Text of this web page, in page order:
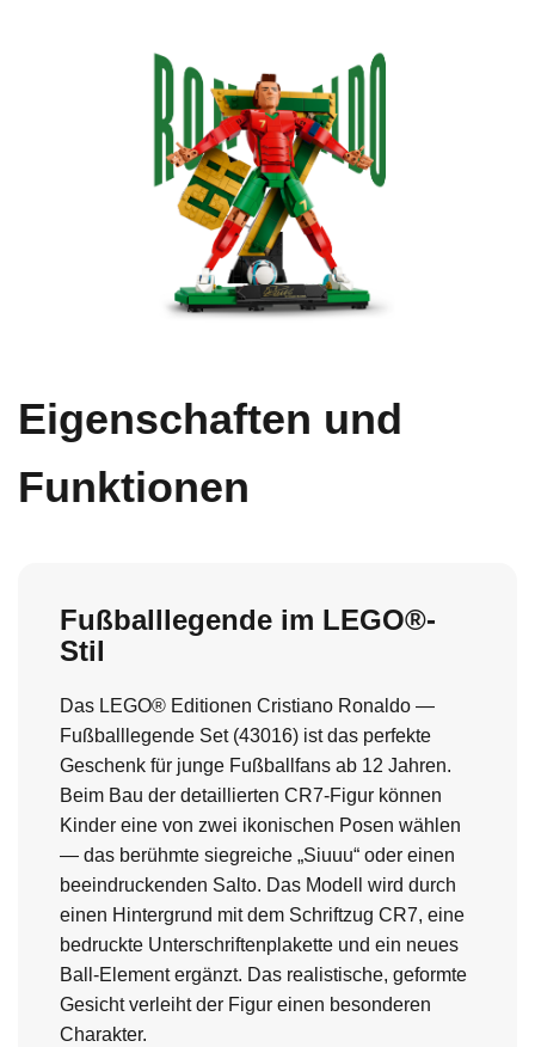
Eigenschaften und
Funktionen
Fußballlegende im LEGO®-
Stil
Das LEGO® Editionen Cristiano Ronaldo —
Fußballlegende Set (43016) ist das perfekte
Geschenk für junge Fußballfans ab 12 Jahren.
Beim Bau der detaillierten CR7-Figur können
Kinder eine von zwei ikonischen Posen wählen
— das berühmte siegreiche „Siuuu“ oder einen
beeindruckenden Salto. Das Modell wird durch
einen Hintergrund mit dem Schriftzug CR7, eine
bedruckte Unterschriftenplakette und ein neues
Ball-Element ergänzt. Das realistische, geformte
Gesicht verleiht der Figur einen besonderen
Charakter.